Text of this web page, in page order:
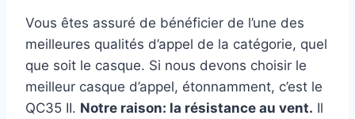
Vous êtes assuré de bénéficier de l’une des
meilleures qualités d’appel de la catégorie, quel
que soit le casque. Si nous devons choisir le
meilleur casque d’appel, étonnamment, c’est le
QC35 II. Notre raison: la résistance au vent. Il